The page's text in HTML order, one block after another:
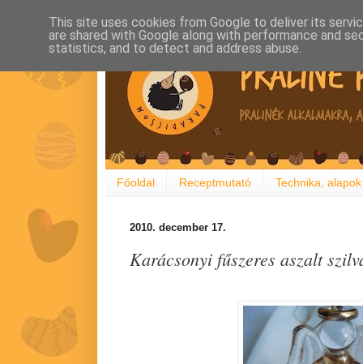
Főoldal Receptmutató Technika, alapok
2010. december 17.
Karácsonyi fűszeres aszalt
This site uses cookies from Google to deliver its
are shared with Google along with performance and
statistics, and to detect and address abuse.